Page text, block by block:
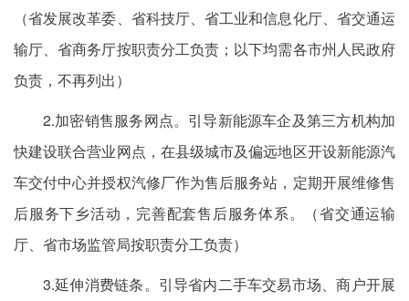
（省发展改革委、省科技厅、省工业和信息化厅、省交通运
输厅、省商务厅按职责分工负责；以下均需各市州人民政府
负责，不再列出）
2.加密销售服务网点。引导新能源车企及第三方机构加
快建设联合营业网点，在县级城市及偏远地区开设新能源汽
车交付中心并授权汽修厂作为售后服务站，定期开展维修售
后服务下乡活动，完善配套售后服务体系。（省交通运输
厅、省市场监管局按职责分工负责）
3.延伸消费链条。引导省内二手车交易市场、商户开展